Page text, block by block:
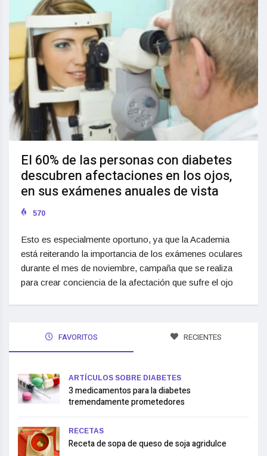
El 60% de las personas con diabetes
descubren afectaciones en los ojos,
en sus exámenes anuales de vista
570
Esto es especialmente oportuno, ya que la Academia
está reiterando la importancia de los exámenes oculares
durante el mes de noviembre, campaña que se realiza
para crear conciencia de la afectación que sufre el ojo
FAVORITOS RECIENTES
ARTÍCULOS SOBRE DIABETES
3 medicamentos para la diabetes
tremendamente prometedores
RECETAS
Receta de sopa de queso de soja agridulce